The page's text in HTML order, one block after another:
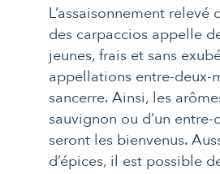
L’assaisonnement relevé
des carpaccios appelle
jeunes, frais et sans
appellations entre-deux-
sancerre. Ainsi, les
sauvignon ou d’un entre-
seront les bienvenus.
d’épices, il est possible